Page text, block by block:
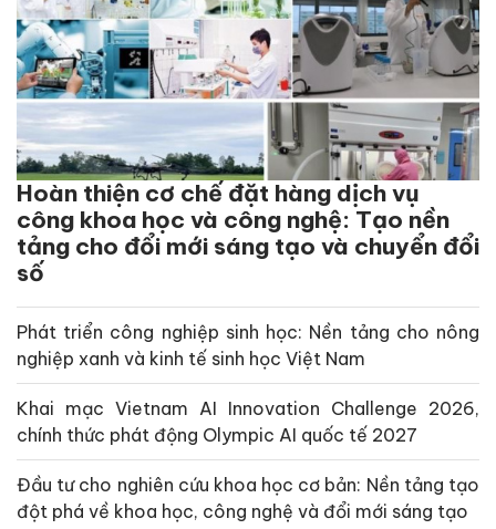
Hoàn thiện cơ chế đặt hàng dịch vụ
công khoa học và công nghệ: Tạo nền
tảng cho đổi mới sáng tạo và chuyển đổi
số
Phát triển công nghiệp sinh học: Nền tảng cho nông
nghiệp xanh và kinh tế sinh học Việt Nam
Khai mạc Vietnam AI Innovation Challenge 2026,
chính thức phát động Olympic AI quốc tế 2027
Đầu tư cho nghiên cứu khoa học cơ bản: Nền tảng tạo
đột phá về khoa học, công nghệ và đổi mới sáng tạo